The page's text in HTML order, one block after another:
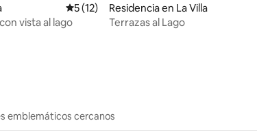
evaluacionesCalificación promedio: 5 de 5; 12
5 (12)
vista al lago
Residencia en La Villa
Terrazas al Lago
emblemáticos cercanos